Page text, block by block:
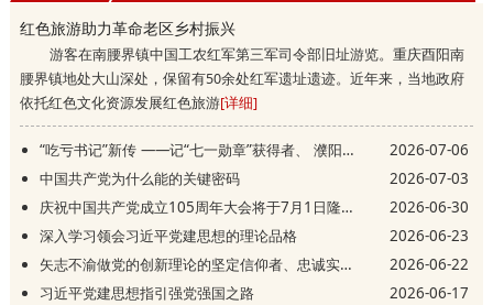
红色旅游助力革命老区乡村振兴
游客在南腰界镇中国工农红军第三军司令部旧址游览。重庆酉阳南
腰界镇地处大山深处，保留有50余处红军遗址遗迹。近年来，当地政府
依托红色文化资源发展红色旅游[详细]
“吃亏书记”新传 ——记“七一勋章”获得者、 濮阳县庆祖镇西辛庄村党支部书记李连成
2026-07-06
中国共产党为什么能的关键密码
2026-07-03
庆祝中国共产党成立105周年大会将于7月1日隆重举行
2026-06-30
深入学习领会习近平党建思想的理论品格
2026-06-23
矢志不渝做党的创新理论的坚定信仰者、忠诚实践者
2026-06-22
习近平党建思想指引强党强国之路
2026-06-17